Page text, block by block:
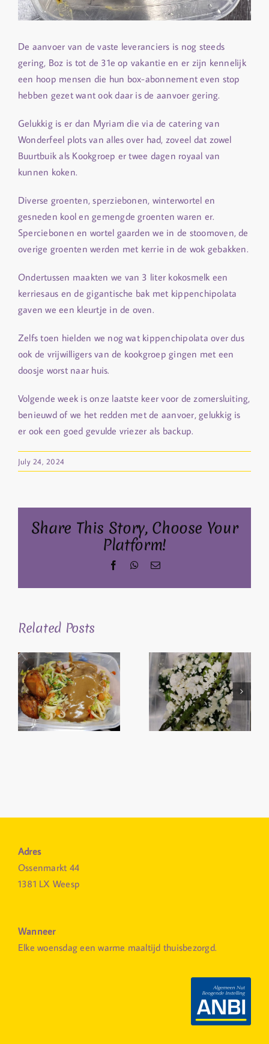
De aanvoer van de vaste leveranciers is nog steeds
gering, Boz is tot de 31e op vakantie en er zijn kennelijk
een hoop mensen die hun box-abonnement even stop
hebben gezet want ook daar is de aanvoer gering.
Gelukkig is er dan Myriam die via de catering van
Wonderfeel plots van alles over had, zoveel dat zowel
Buurtbuik als Kookgroep er twee dagen royaal van
kunnen koken.
Diverse groenten, sperziebonen, winterwortel en
gesneden kool en gemengde groenten waren er.
Sperciebonen en wortel gaarden we in de stoomoven, de
overige groenten werden met kerrie in de wok gebakken.
Ondertussen maakten we van 3 liter kokosmelk een
kerriesaus en de gigantische bak met kippenchipolata
gaven we een kleurtje in de oven.
Zelfs toen hielden we nog wat kippenchipolata over dus
ook de vrijwilligers van de kookgroep gingen met een
doosje worst naar huis.
Volgende week is onze laatste keer voor de zomersluiting,
benieuwd of we het redden met de aanvoer, gelukkig is
er ook een goed gevulde vriezer als backup.
July 24, 2024
Share This Story, Choose Your
Platform!
FacebookWhatsApp
Email
Related Posts
Adres
Ossenmarkt 44
1381 LX Weesp
Wanneer
Elke woensdag een warme maaltijd thuisbezorgd.